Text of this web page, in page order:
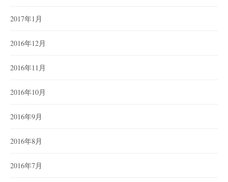
2017年1月
2016年12月
2016年11月
2016年10月
2016年9月
2016年8月
2016年7月